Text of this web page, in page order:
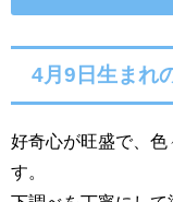
4月9日生まれ
好奇心が旺盛で、
す。